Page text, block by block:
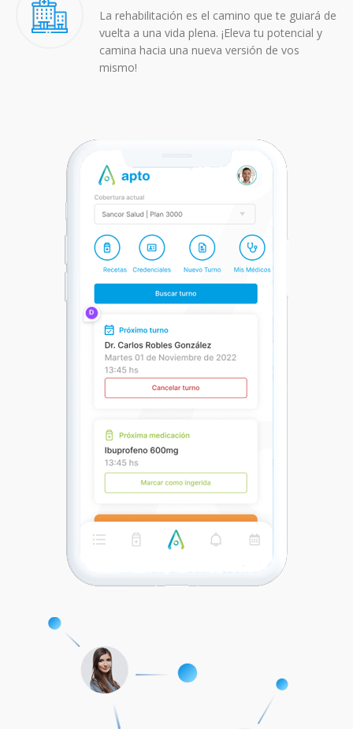
La rehabilitación es el camino que te guiará de
vuelta a una vida plena. ¡Eleva tu potencial y
camina hacia una nueva versión de vos
mismo!